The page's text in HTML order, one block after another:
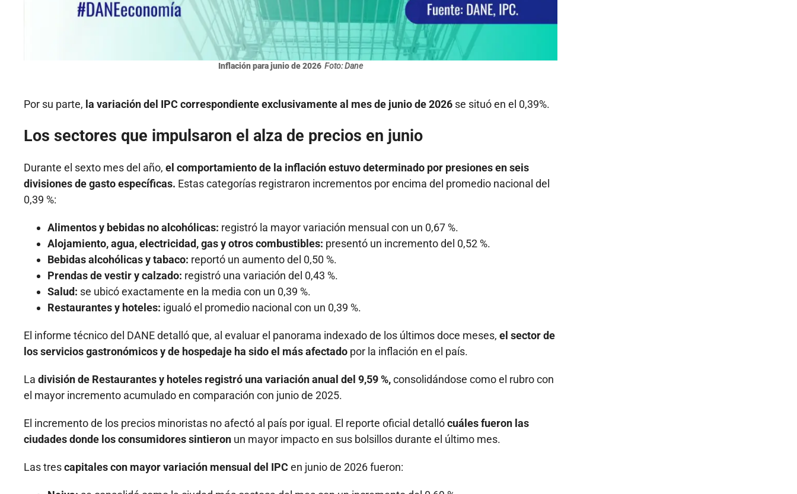
Inflación para junio de 2026 Foto: Dane
Por su parte, la variación del IPC correspondiente exclusivamente al mes de junio de 2026 se situó en el 0,39%.
Los sectores que impulsaron el alza de precios en junio
Durante el sexto mes del año, el comportamiento de la inflación estuvo determinado por presiones en seis
divisiones de gasto específicas. Estas categorías registraron incrementos por encima del promedio nacional del
0,39 %:
Alimentos y bebidas no alcohólicas: registró la mayor variación mensual con un 0,67 %.
Alojamiento, agua, electricidad, gas y otros combustibles: presentó un incremento del 0,52 %.
Bebidas alcohólicas y tabaco: reportó un aumento del 0,50 %.
Prendas de vestir y calzado: registró una variación del 0,43 %.
Salud: se ubicó exactamente en la media con un 0,39 %.
Restaurantes y hoteles: igualó el promedio nacional con un 0,39 %.
El informe técnico del DANE detalló que, al evaluar el panorama indexado de los últimos doce meses, el sector de
los servicios gastronómicos y de hospedaje ha sido el más afectado por la inflación en el país.
La división de Restaurantes y hoteles registró una variación anual del 9,59 %,consolidándose como el rubro con
el mayor incremento acumulado en comparación con junio de 2025.
El incremento de los precios minoristas no afectó al país por igual. El reporte oficial detallócuáles fueron las
ciudades donde los consumidores sintieron un mayor impacto en sus bolsillos durante el último mes.
Las trescapitales con mayor variación mensual del IPCen junio de 2026 fueron: